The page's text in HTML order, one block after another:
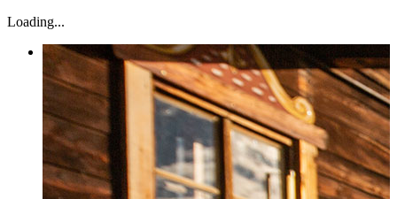
Loading...